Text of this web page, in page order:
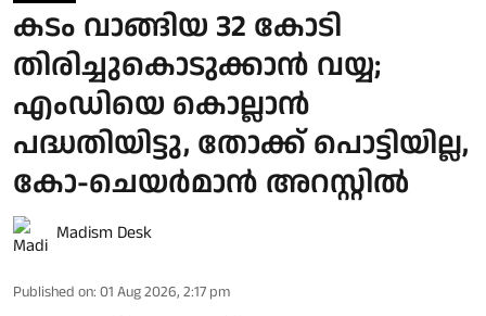
കടം വാങ്ങിയ 32 കോടി
തിരിച്ചുകൊടുക്കാന്‍ വയ്യ;
എംഡിയെ കൊല്ലാന്‍
പദ്ധതിയിട്ടു, തോക്ക് പൊട്ടിയില്ല,
കോ-ചെയർമാൻ അറസ്റ്റില്‍
Madism Desk
Published on: 01 Aug 2026, 2:17 pm